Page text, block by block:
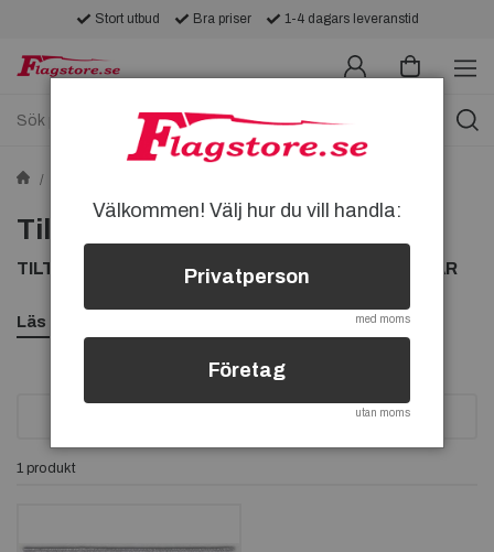
Stort utbud Bra priser 1-4 dagars leveranstid
Tilton-tygmärken
TILTON TYGMÄRKEN, KÖP TILTON TYGMÄRKE HÄR
Läs mer
1 produkt
Välkommen! Välj hur du vill handla:
Privatperson
med moms
Företag
utan moms